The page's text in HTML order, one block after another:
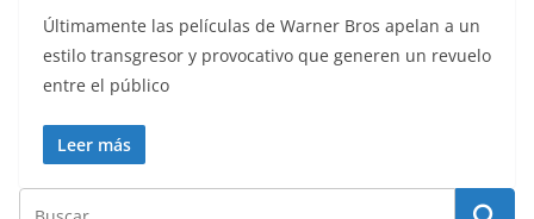
Últimamente las películas de Warner Bros apelan a un
estilo transgresor y provocativo que generen un revuelo
entre el público
Leer más